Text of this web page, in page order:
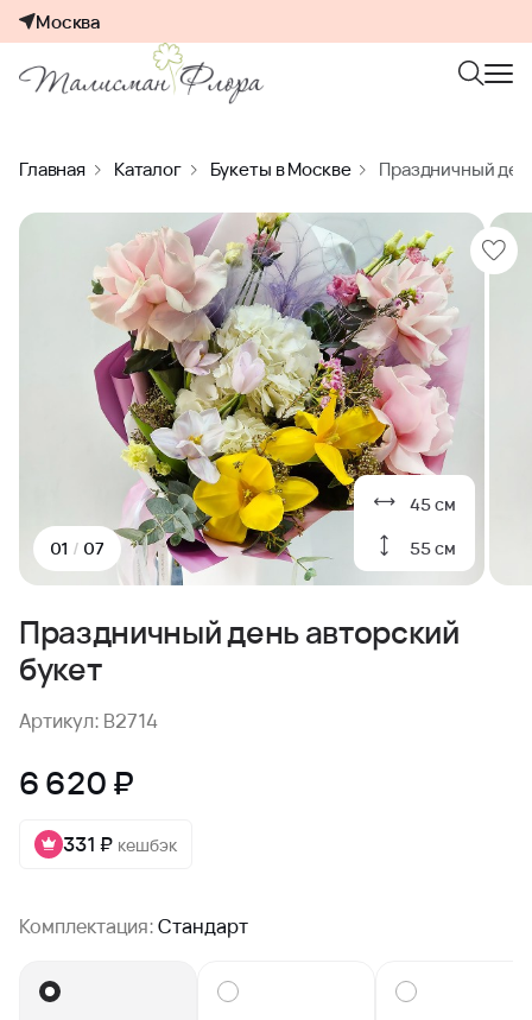
Москва
Главная Каталог Букеты в Москве Праздничный
45 см
55 см
01 / 07
Праздничный день авторский
букет
Артикул: B2714
6 620 ₽
331 ₽ кешбэк
Комплектация:Стандарт